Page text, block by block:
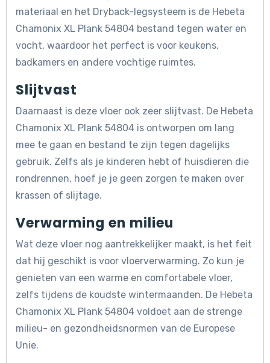
materiaal en het Dryback-legsysteem is de Hebeta
Chamonix XL Plank 54804 bestand tegen water en
vocht, waardoor het perfect is voor keukens,
badkamers en andere vochtige ruimtes.
Slijtvast
Daarnaast is deze vloer ook zeer slijtvast. De Hebeta
Chamonix XL Plank 54804 is ontworpen om lang
mee te gaan en bestand te zijn tegen dagelijks
gebruik. Zelfs als je kinderen hebt of huisdieren die
rondrennen, hoef je je geen zorgen te maken over
krassen of slijtage.
Verwarming en milieu
Wat deze vloer nog aantrekkelijker maakt, is het feit
dat hij geschikt is voor vloerverwarming. Zo kun je
genieten van een warme en comfortabele vloer,
zelfs tijdens de koudste wintermaanden. De Hebeta
Chamonix XL Plank 54804 voldoet aan de strenge
milieu- en gezondheidsnormen van de Europese
Unie.